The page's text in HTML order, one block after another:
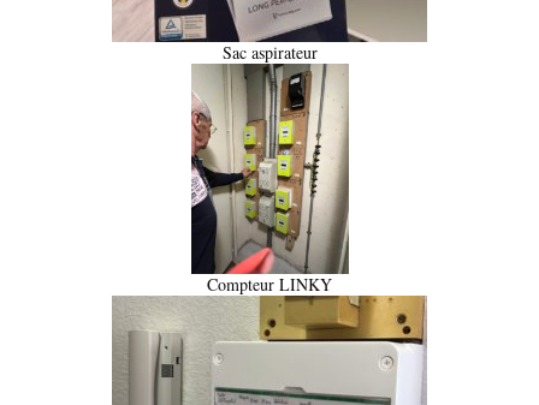
Sac aspirateur
Compteur LINKY